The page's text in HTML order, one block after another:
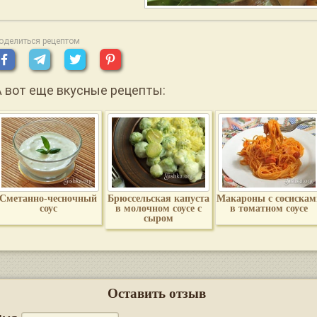
рецептом
вот еще вкусные рецепты:
Cметанно-чесночный
соус
Брюссельская капуста
в молочном соусе с
сыром
Макароны с
в томатном соусе
Оставить отзыв